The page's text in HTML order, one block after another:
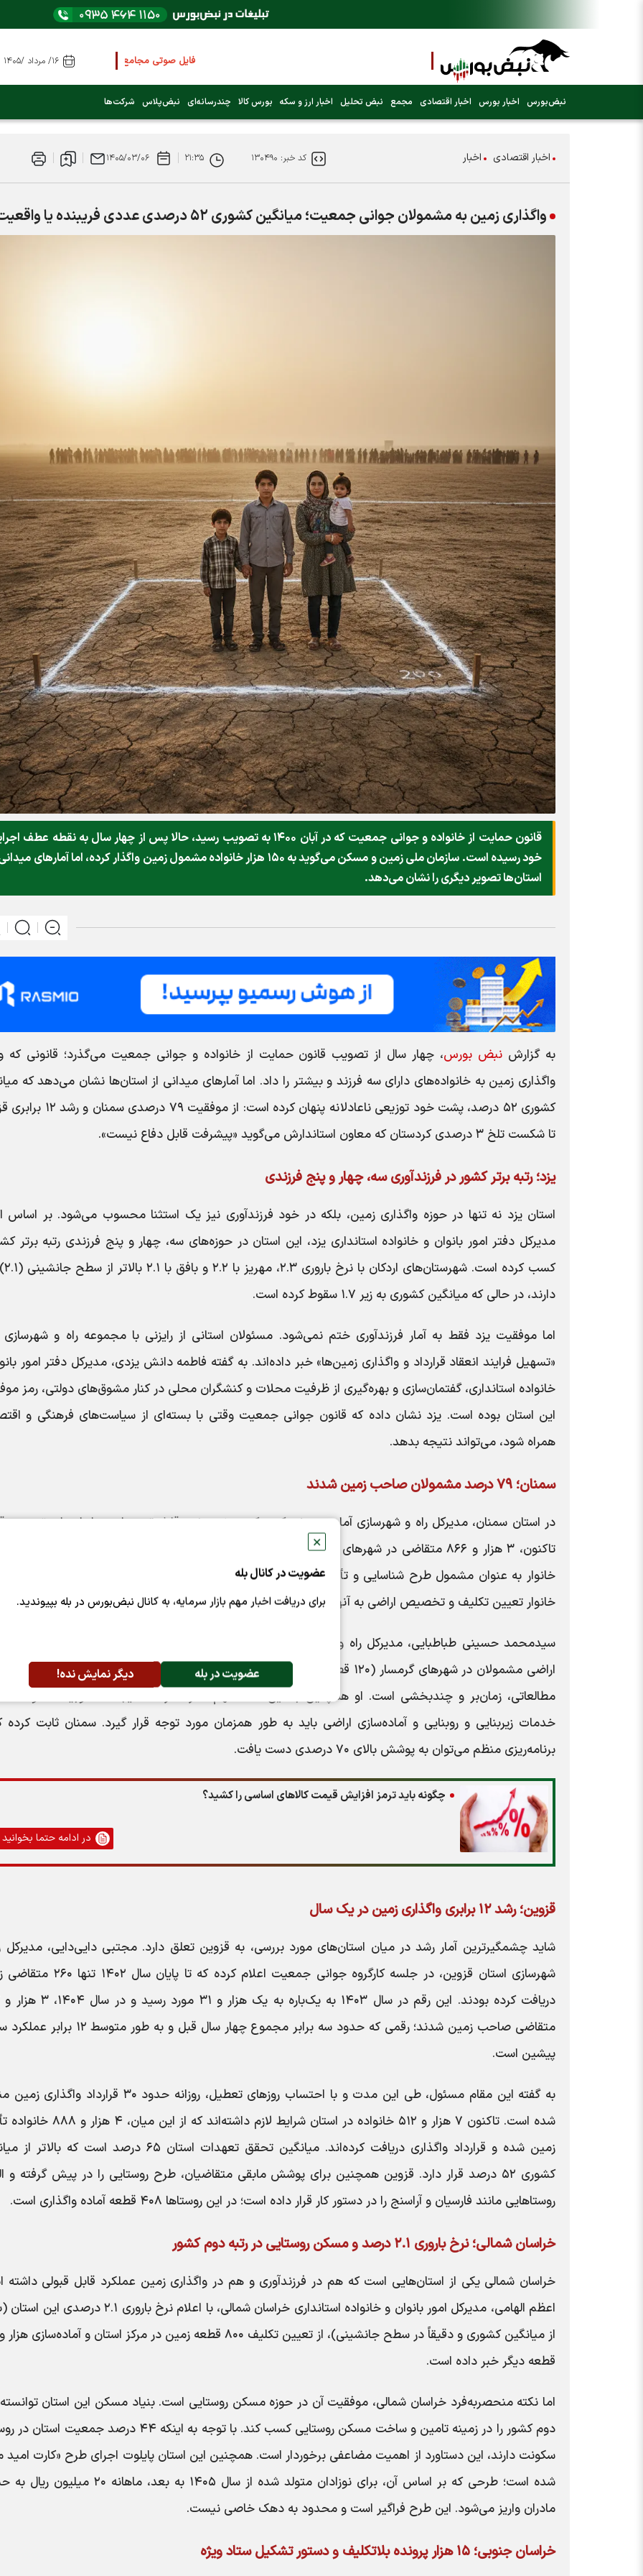
فایل صوتی مجامع و کنفرانس ها را از اینجا گوش کنید
عرضه اولیه بعدی کدام نماد است؟ (کلیک کنید) نبض‌بورس اخبار بورس اخبار اقتصادی مجمع نبض تحلیل اخبار ارز و سکه بورس کالا چندرسانه‌ای نبض‌پلاس شرکت‌ها
✕
عضویت در کانال بله
برای دریافت اخبار مهم بازار سرمایه، به کانال نبض‌بورس در بله بپیوندید.
عضویت در بله دیگر نمایش نده!
اخبار اقتصادی اخبار کد خبر: ۱۳۰۴۹۰ ۲۱:۳۵ ۱۴۰۵/۰۳/۰۶
واگذاری زمین به مشمولان جوانی جمعیت؛ میانگین کشوری ۵۲ درصدی عددی فریبنده یا واقعیت؟
قانون حمایت از خانواده و جوانی جمعیت که در آبان ۱۴۰۰ به تصویب رسید، حالا پس از چهار سال به نقطه عطف
خود رسیده است. سازمان ملی زمین و مسکن می‌گوید به ۱۵۰ هزار خانواده مشمول زمین واگذار کرده، اما آمارهای
استان‌ها تصویر دیگری را نشان می‌دهد.
به گزارش نبض بورس، چهار سال از تصویب قانون حمایت از خانواده و جوانی جمعیت می‌گذرد؛ قانونی که
واگذاری زمین به خانواده‌های دارای سه فرزند و بیشتر را داد. اما آمارهای میدانی از استان‌ها نشان می‌دهد که
کشوری ۵۲ درصد، پشت خود توزیعی ناعادلانه پنهان کرده است: از
تا شکست تلخ ۳ درصدی کردستان که معاون استاندارش می‌گوید «پیشرفت قابل دفاع نیست».
یزد؛ رتبه برتر کشور در فرزندآوری سه، چهار و پنج فرزندی
استان یزد نه تنها در حوزه واگذاری زمین، بلکه در خود فرزندآوری نیز یک استثنا محسوب می‌شود. بر اساس
مدیرکل دفتر امور بانوان و خانواده استانداری یزد، این استان در حوزه‌های سه، چهار و پنج فرزندی رتبه برتر
کسب کرده
دارند، در حالی که میانگین کشوری به زیر ۱.۷ سقوط کرده است.
اما موفقیت یزد فقط به آمار فرزندآوری ختم نمی‌شود. مسئولان استانی از رایزنی با مجموعه راه و شهرسازی
«تسهیل فرایند انعقاد قرارداد و واگذاری زمین‌ها» خبر داده‌اند. به گفته فاطمه دانش یزدی، مدیرکل دفتر امور
خانواده استانداری، گفتمان‌سازی و بهره‌گیری از ظرفیت محلات و کنشگران محلی در کنار مشوق‌های دولتی، رمز
این استان بوده است. یزد نشان داده که قانون جوانی جمعیت وقتی با بسته‌ای از سیاست‌های فرهنگی و
همراه شود، می‌تواند نتیجه بدهد.
سمنان؛ ۷۹ درصد مشمولان صاحب زمین شدند
در استان سمنان، مدیرکل راه و شهرسازی آماری منتشر کرده که در نوع خود قابل توجه است. از ابتدای تصویب
خانوار تعیین تکلیف و تخصیص اراضی به آنها صورت گرفته که نشان‌دهنده پیشرفت ۷۹ درصدی است.
سیدمحمد حسینی طباطبایی، مدیرکل راه و شهرسازی سمنان، با اشاره به برگزاری آیین قرعه‌کشی و جانمایی
اراضی مشمولان در شهرهای گرمسار (۱۲۰ قطعه) و مهدیشهر (۱۰۳ قطعه)، تأکید کرده که فرآیند تامین
مطالعاتی، زمان‌بر و چندبخشی است. او همچنین به این نکته مهم اشاره دارد که ایجاد مطلوبیت سکونت،
خدمات زیربنایی و روبنایی و آماده‌سازی اراضی باید به طور همزمان مورد توجه قرار گیرد. سمنان ثابت کرده
برنامه‌ریزی منظم می‌توان به پوشش بالای ۷۰ درصدی دست یافت.
چگونه باید ترمز افزایش قیمت کالاهای اساسی را کشید؟
در ادامه حتما بخوانید
قزوین؛ رشد ۱۲ برابری واگذاری زمین در یک سال
شاید چشمگیرترین آمار رشد در میان استان‌های مورد بررسی، به قزوین تعلق دارد. مجتبی دایی‌دایی، مدیرکل
شهرسازی استان قزوین، در جلسه کارگروه جوانی جمعیت اعلام کرده که
متقاضی صاحب زمین شدند؛ رقمی که حدود سه برابر مجموع چهار سال قبل و به طور
پیشین است.
به گفته این مقام مسئول، طی این مدت و با احتساب روزهای تعطیل، روزانه حدود ۳۰ قرارداد
شده است. تاکنون ۷ هزار و ۵۱۲ خانواده در استان شرایط لازم داشته‌اند که
زمین شده و قرارداد واگذاری دریافت کرده‌اند. میانگین تحقق تعهدات استان ۶۵ درصد است که
کشوری ۵۲ درصد قرار دارد. قزوین همچنین برای پوشش مابقی متقاضیان، طرح روستایی را در پیش گرفته و
روستاهایی مانند فارسیان و آراسنج را در دستور کار قرار داده است؛ در این روستاها ۴۰۸ قطعه آماده واگذاری است.
خراسان شمالی؛ نرخ باروری ۲.۱ درصد و مسکن روستایی در رتبه دوم کشور
خراسان شمالی یکی از استان‌هایی است که هم در فرزندآوری و هم در واگذاری زمین عملکرد قابل قبولی
اعظم الهامی، مدیرکل امور بانوان و خانواده استانداری خراسان شمالی، با اعلام نرخ باروری ۲.۱
قطعه دیگر خبر داده است.
اما نکته منحصر‌به‌فرد خراسان شمالی، موفقیت آن در حوزه مسکن روستایی است. بنیاد مسکن این استان توانسته
دوم کشور را در زمینه تامین و ساخت مسکن روستایی کسب کند. با توجه به اینکه ۴۴ درصد جمعیت
سکونت دارند، این دستاورد از اهمیت مضاعفی برخوردار است. همچنین این استان پایلوت اجرای طرح «کارت امید
شده است؛ طرحی که بر اساس آن، برای نوزادان متولد شده از سال ۱۴۰۵ به بعد،
مادران واریز می‌شود. این طرح فراگیر است و محدود به دهک خاصی نیست.
خراسان جنوبی؛ ۱۵ هزار پرونده بلاتکلیف و دستور تشکیل ستاد ویژه